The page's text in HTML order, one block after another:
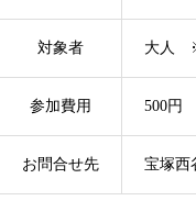
対象者 大人 ※
参加費用 500円
お問合せ先 宝